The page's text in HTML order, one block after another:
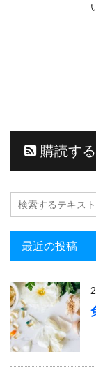
購読する
最近の投稿